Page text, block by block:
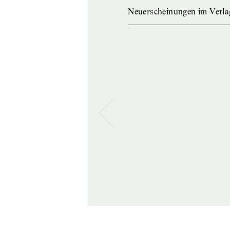
Neuerscheinungen im